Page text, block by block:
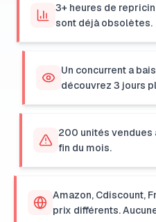
3+ heures de
sont déjà obsolètes.
Un concurrent a
découvrez 3 jours
200 unités vendues
fin du mois.
Amazon, Cdiscount,
prix différents.